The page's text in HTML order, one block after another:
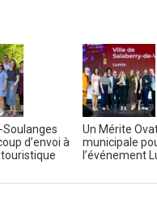
d’envoi à
Un Mérite
municipale
l’événement